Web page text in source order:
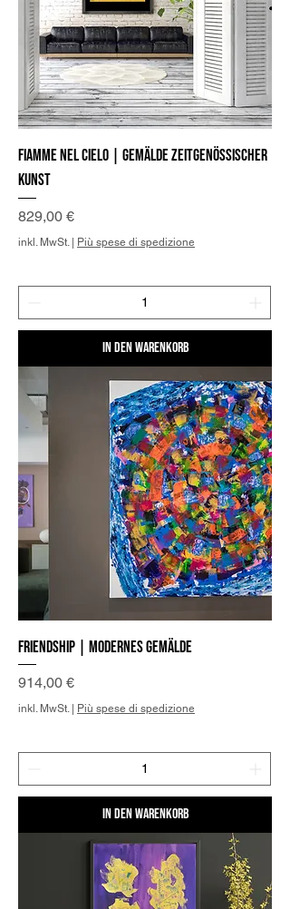
Fiamme nel cielo | Gemälde zeitgenössischer
Kunst
Preis
829,00 €
inkl. MwSt. | Più spese di spedizione
In den Warenkorb
Friendship | Modernes Gemälde
Preis
914,00 €
inkl. MwSt.| Più spese di spedizione
In den Warenkorb